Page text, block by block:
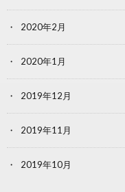
2020年2月
2020年1月
2019年12月
2019年11月
2019年10月